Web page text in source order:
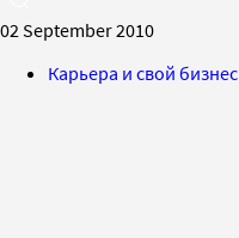
02 September 2010
Карьера и свой бизнес